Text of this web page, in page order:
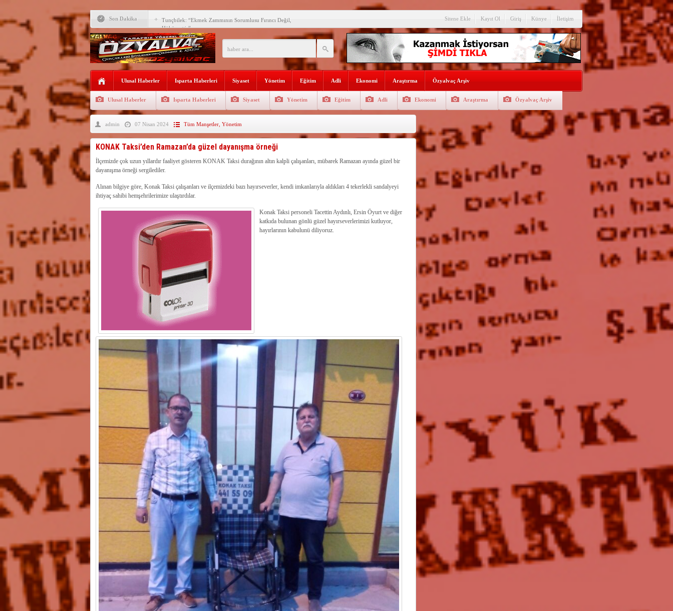
Son Dakika
Hükümettir”
Süreyya Sadi Bilgiç’ten Başkan Kodal’a ziyaret
Festivalde sünnet şöleni gerçekleştirildi
Arıcılara 3 yılda 1900 kovan dağıtıldı
Vali Abdullah Erin Başarılı Gençlerle Bir Araya Geldi
Yalvaç’ta ekmek 20 TL oluyor
MEMNUNİYET GERİLEDİ
Isparta dahil 52 ilde suç örgütlerini öven paylaşımlara 216
gözaltı
Su kıtlığı büyüyor, şehirlerde verimli su yönetimi her
zamankinden daha kritik…
Sitene Ekle Kayıt Ol Giriş Künye İletişim
Ulusal Haberler Isparta Haberleri Siyaset Yönetim Eğitim Adli Ekonomi Araştırma Özyalvaç Arşiv
Ulusal Haberler Isparta Haberleri Siyaset Yönetim Eğitim Adli Ekonomi Araştırma Özyalvaç Arşiv
admin 07 Nisan 2024 Tüm Manşetler, Yönetim
KONAK Taksi’den Ramazan’da güzel dayanışma örneği
İlçemizde çok uzun yıllardır faaliyet gösteren KONAK Taksi durağının altın kalpli çalışanları, mübarek Ramazan ayında güzel bir
dayanışma örneği sergilediler.
Alınan bilgiye göre, Konak Taksi çalışanları ve ilçemizdeki bazı hayırseverler, kendi imkanlarıyla aldıkları 4 tekerlekli sandalyeyi
ihtiyaç sahibi hemşehrilerimize ulaştırdılar.
Konak Taksi personeli Tacettin Aydınlı, Ersin Öyurt ve diğer
katkıda bulunan gönlü güzel hayırseverlerimizi kutluyor,
hayırlarının kabulunü diliyoruz.